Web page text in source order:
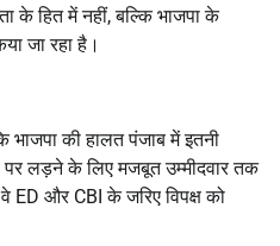
के हित में नहीं,बल्कि भाजपा के
जा रहा है।
भाजपा की हालत पंजाब में इतनी
पर लड़ने के लिए मजबूत उम्मीदवार तक
ED और CBIके जरिए विपक्ष को